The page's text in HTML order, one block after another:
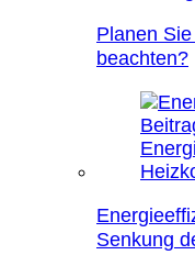
Planen
beachten?
Senkung